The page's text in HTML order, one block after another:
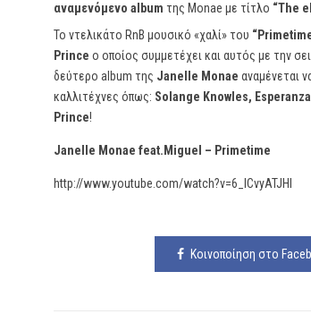
αναμενόμενο album της Monae με τίτλο “The
To ντελικάτο RnB μουσικό «χαλί» τoυ
Prince ο οποίος συμμετέχει και αυτός με την
δεύτερο album της Janelle Monae αναμένεται
καλλιτέχνες όπως: Solange Knowles,
Prince!
Janelle Monae feat.Miguel – Primetime
http://www.youtube.com/watch?v=6_ICvyATJHI
Κοινοποίηση στο